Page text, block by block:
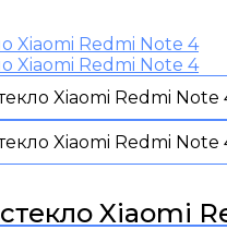
Xiaomi